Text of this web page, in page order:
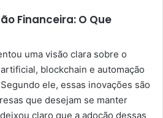
Financeira: O Que
uma visão clara sobre o
blockchain e automação
ele, essas inovações são
que desejam se manter
claro que a adoção dessas